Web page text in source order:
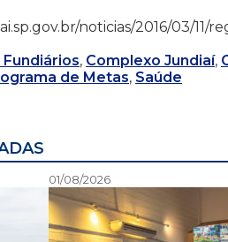
noticias/2016/03/
, Complexo Jundiaí,
de Metas, Saúde
01/08/2026